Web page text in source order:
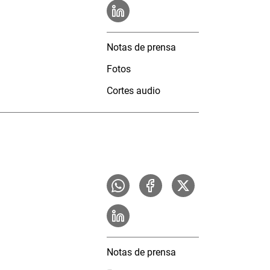
Notas de prensa
Fotos
Cortes audio
Notas de prensa